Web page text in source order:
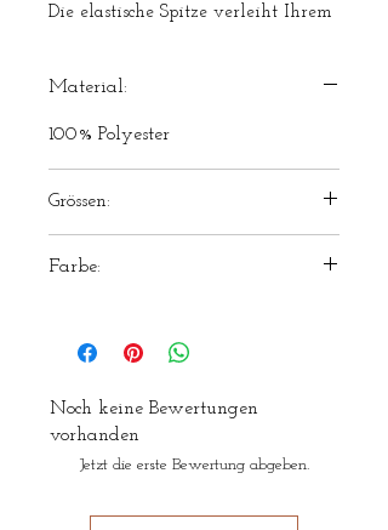
Die elastische Spitze verleiht Ihrem
Für die zivile Hochzeit ist Spitzen
Obertei Elvie mit Hose oder Rock
Das Spitzenoberteil ist ein
Einzelstück und kann Im Showroom
in der Grösse M probiert werden.
Material:
100% Polyester
Grössen:
Farbe:
Noch keine Bewertungen
vorhanden
Jetzt die erste Bewertung abgeben.